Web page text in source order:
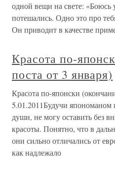
одной вещи на свете: «Боюсь
потешались. Одно это про
Он приводит в качестве
Красота по-
поста от 3 января)
Красота по-японски
5.01.2011Будучи япономаном
души, не могу оставить без
красоты. Понятно, что в
они сильно отличались от
как надлежало